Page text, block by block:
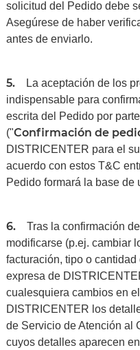
solicitud del Pedido debe
Asegúrese de haber
antes de enviarlo.
5.
La aceptación de los
indispensable para
escrita del Pedido por
("Confirmación de
DISTRICENTER para el
acuerdo con estos T&C
Pedido formará la base de
6. Tras la confirmación
modificarse (p.ej. cambiar
facturación, tipo o
expresa de
cualesquiera cambios en
DISTRICENTER los
de Servicio de Atención al
cuyos detalles aparecen